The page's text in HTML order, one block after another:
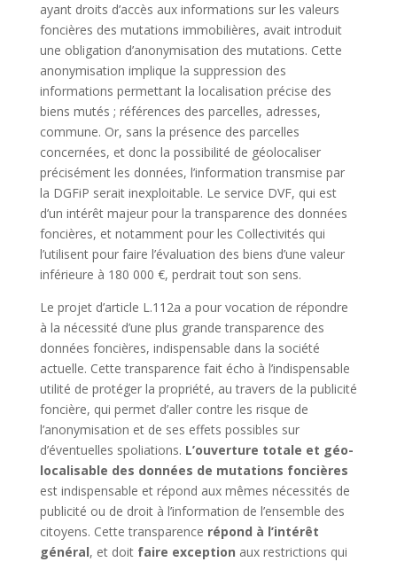
ayant droits d’accès aux informations sur les valeurs
foncières des mutations immobilières, avait introduit
une obligation d’anonymisation des mutations. Cette
anonymisation implique la suppression des
informations permettant la localisation précise des
biens mutés ; références des parcelles, adresses,
commune. Or, sans la présence des parcelles
concernées, et donc la possibilité de géolocaliser
précisément les données, l’information transmise par
la DGFiP serait inexploitable. Le service DVF, qui est
d’un intérêt majeur pour la transparence des données
foncières, et notamment pour les Collectivités qui
l’utilisent pour faire l’évaluation des biens d’une valeur
inférieure à 180 000 €, perdrait tout son sens.
Le projet d’article L.112a a pour vocation de répondre
à la nécessité d’une plus grande transparence des
données foncières, indispensable dans la société
actuelle. Cette transparence fait écho à l’indispensable
utilité de protéger la propriété, au travers de la publicité
foncière, qui permet d’aller contre les risque de
l’anonymisation et de ses effets possibles sur
d’éventuelles spoliations. L’ouverture totale et géo-
localisable des données de mutations foncières
est indispensable et répond aux mêmes nécessités de
publicité ou de droit à l’information de l’ensemble des
citoyens. Cette transparence répond à l’intérêt
général, et doit faire exception aux restrictions qui